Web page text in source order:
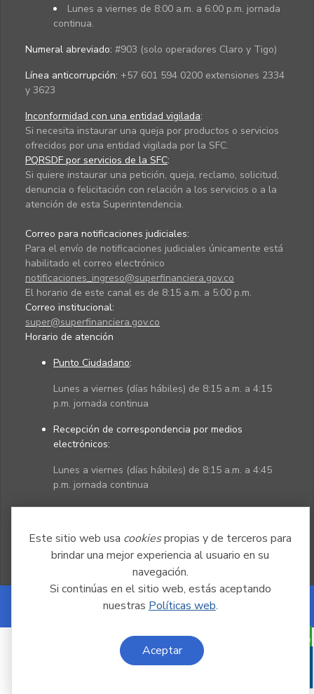
Este sitio web usa cookiespropias y de terceros para
brindar una mejor experiencia al usuario en su
navegación.
Si continúas en el sitio web, estás aceptando
nuestras Políticas web.
Aceptar
Lunes a viernes de 8:00 a.m. a 6:00 p.m. jornada
continua.
Numeral abreviado: #903 (solo operadores Claro y Tigo)
Línea anticorrupción: +57 601 594 0200 extensiones 2334
y 3623
Inconformidad con una entidad vigilada:
Si necesita instaurar una queja por productos o servicios
ofrecidos por una entidad vigilada por la SFC.
PQRSDF por servicios de la SFC:
Si quiere instaurar una petición, queja, reclamo, solicitud,
denuncia o felicitación con relación a los servicios o a la
atención de esta Superintendencia.
Correo para notificaciones judiciales:
Para el envío de notificaciones judiciales únicamente está
habilitado el correo electrónico
notificaciones_ingreso@superfinanciera.gov.co
El horario de este canal es de 8:15 a.m. a 5:00 p.m.
Correo institucional:
super@superfinanciera.gov.co
Horario de atención
Punto Ciudadano:
Lunes a viernes (días hábiles) de 8:15 a.m. a 4:15
p.m. jornada continua
Recepción de correspondencia por medios
electrónicos:
Lunes a viernes (días hábiles) de 8:15 a.m. a 4:45
p.m. jornada continua
Powered by Nexura